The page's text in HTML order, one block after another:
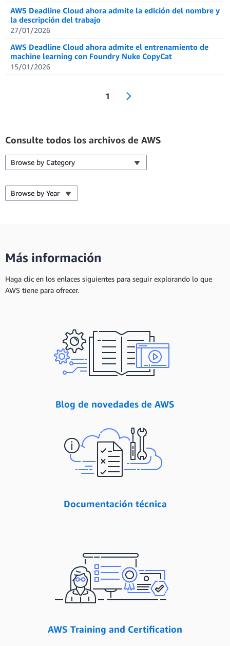
AWS Deadline Cloud ahora admite la edición del nombre y
la descripción del trabajo
27/01/2026
AWS Deadline Cloud ahora admite el entrenamiento de
machine learning con Foundry Nuke CopyCat
15/01/2026
1
Consulte todos los archivos de AWS
Browse by Category
Browse by Year
Más información
Haga clic en los enlaces siguientes para seguir explorando lo que
AWS tiene para ofrecer.
Blog de novedades de AWS
Documentación técnica
AWS Training and Certification